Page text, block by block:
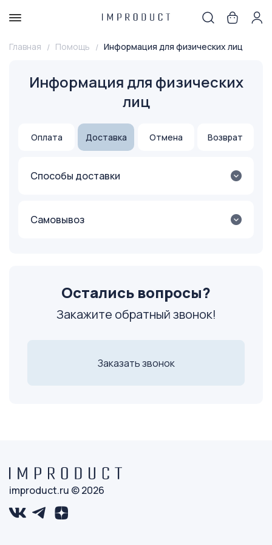
Главная Помощь Информация для физических лиц
Информация для физических
лиц
Оплата Доставка Отмена Возврат
Способы доставки
Самовывоз
Остались вопросы?
Закажите обратный звонок!
Заказать звонок
improduct.ru © 2026